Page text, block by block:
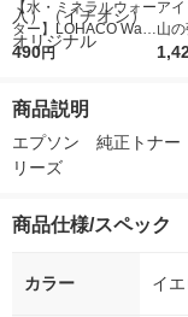
【水・ミネラルウォー
ター】LOHACO Wate
r（ロハコウォータ
シ） オリジナル
490円
ア
山
レス
商品説明
エプソン　純正トナ
リーズ
商品仕様/スペック
カラー イ